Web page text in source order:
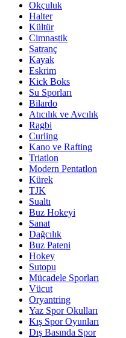
Okçuluk
Halter
Kültür
Cimnastik
Satranç
Kayak
Eskrim
Kick Boks
Su Sporları
Bilardo
Atıcılık ve Avcılık
Ragbi
Curling
Kano ve Rafting
Triatlon
Modern Pentatlon
Kürek
TJK
Sualtı
Buz Hokeyi
Sanat
Dağcılık
Buz Pateni
Hokey
Sutopu
Mücadele Sporları
Vücut
Oryantring
Yaz Spor Okulları
Kış Spor Oyunları
Dış Basında Spor